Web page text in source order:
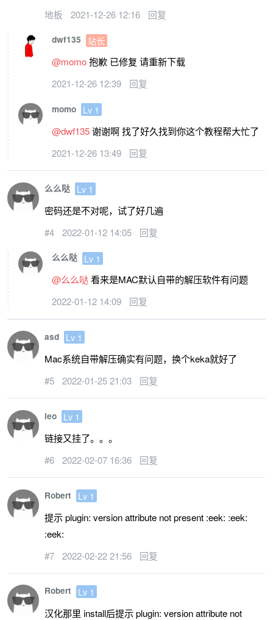
地板
2021-12-26 12:16 回复
dwf135
站长
@momo 抱歉 已修复 请重新下载
2021-12-26 12:39
回复
momo
Lv 1
@dwf135 谢谢啊 找了好久找到你这个教程帮大忙了
2021-12-26 13:49
回复
么么哒
Lv 1
密码还是不对呢，试了好几遍
#4
2022-01-12 14:05 回复
么么哒
Lv 1
@么么哒 看来是MAC默认自带的解压软件有问题
2022-01-12 14:09
回复
asd
Lv 1
Mac系统自带解压确实有问题，换个keka就好了
#5
2022-01-25 21:03 回复
leo
Lv 1
链接又挂了。。。
#6
2022-02-07 16:36 回复
Robert
Lv 1
提示 plugin: version attribute not present :eek: :eek:
:eek:
#7
2022-02-22 21:56 回复
Robert
Lv 1
汉化那里 install后提示 plugin: version attribute not